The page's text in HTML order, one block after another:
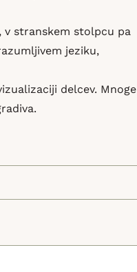
v stranskem stolpcu pa
jeziku,
delcev. Mnoge